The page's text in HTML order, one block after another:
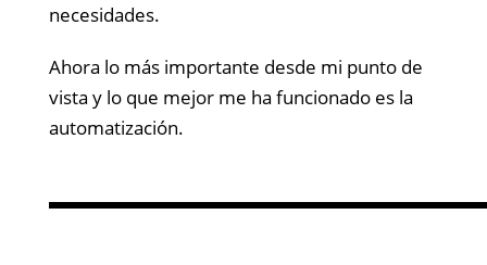
necesidades.
Ahora lo más importante desde mi punto de
vista y lo que mejor me ha funcionado es la
automatización.